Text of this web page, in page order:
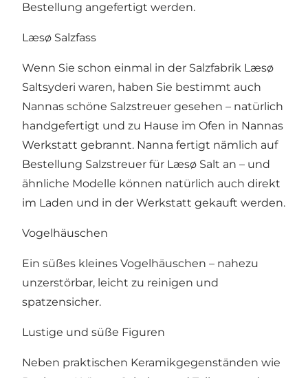
Bestellung angefertigt werden.
Læsø Salzfass
Wenn Sie schon einmal in der Salzfabrik Læsø
Saltsyderi waren, haben Sie bestimmt auch
Nannas schöne Salzstreuer gesehen – natürlich
handgefertigt und zu Hause im Ofen in Nannas
Werkstatt gebrannt. Nanna fertigt nämlich auf
Bestellung Salzstreuer für Læsø Salt an – und
ähnliche Modelle können natürlich auch direkt
im Laden und in der Werkstatt gekauft werden.
Vogelhäuschen
Ein süßes kleines Vogelhäuschen – nahezu
unzerstörbar, leicht zu reinigen und
spatzensicher.
Lustige und süße Figuren
Neben praktischen Keramikgegenständen wie